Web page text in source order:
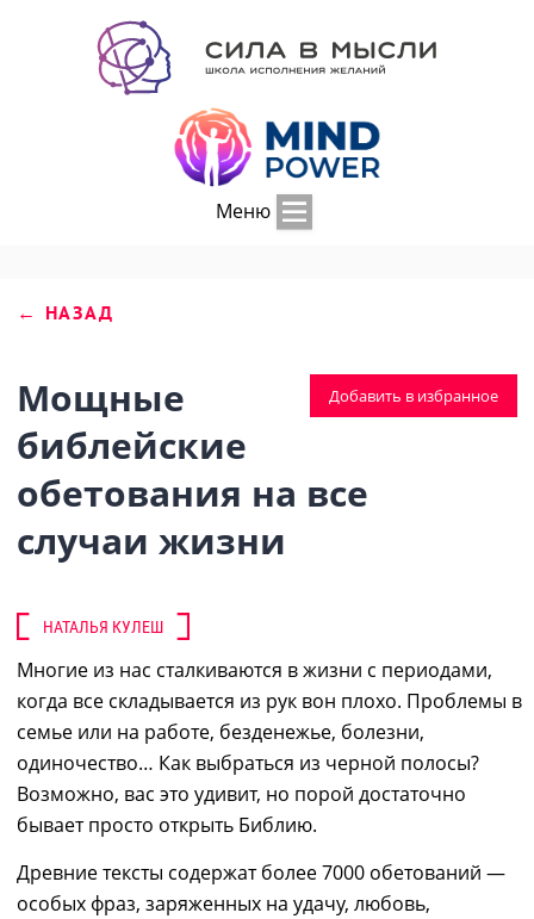
Меню
← НАЗАД
Добавить в избранное
Мощные
библейские
обетования на все
случаи жизни
НАТАЛЬЯ КУЛЕШ
Многие из нас сталкиваются в жизни с периодами,
когда все складывается из рук вон плохо. Проблемы в
семье или на работе, безденежье, болезни,
одиночество… Как выбраться из черной полосы?
Возможно, вас это удивит, но порой достаточно
бывает просто открыть Библию.
Древние тексты содержат более 7000 обетований —
особых фраз, заряженных на удачу, любовь,